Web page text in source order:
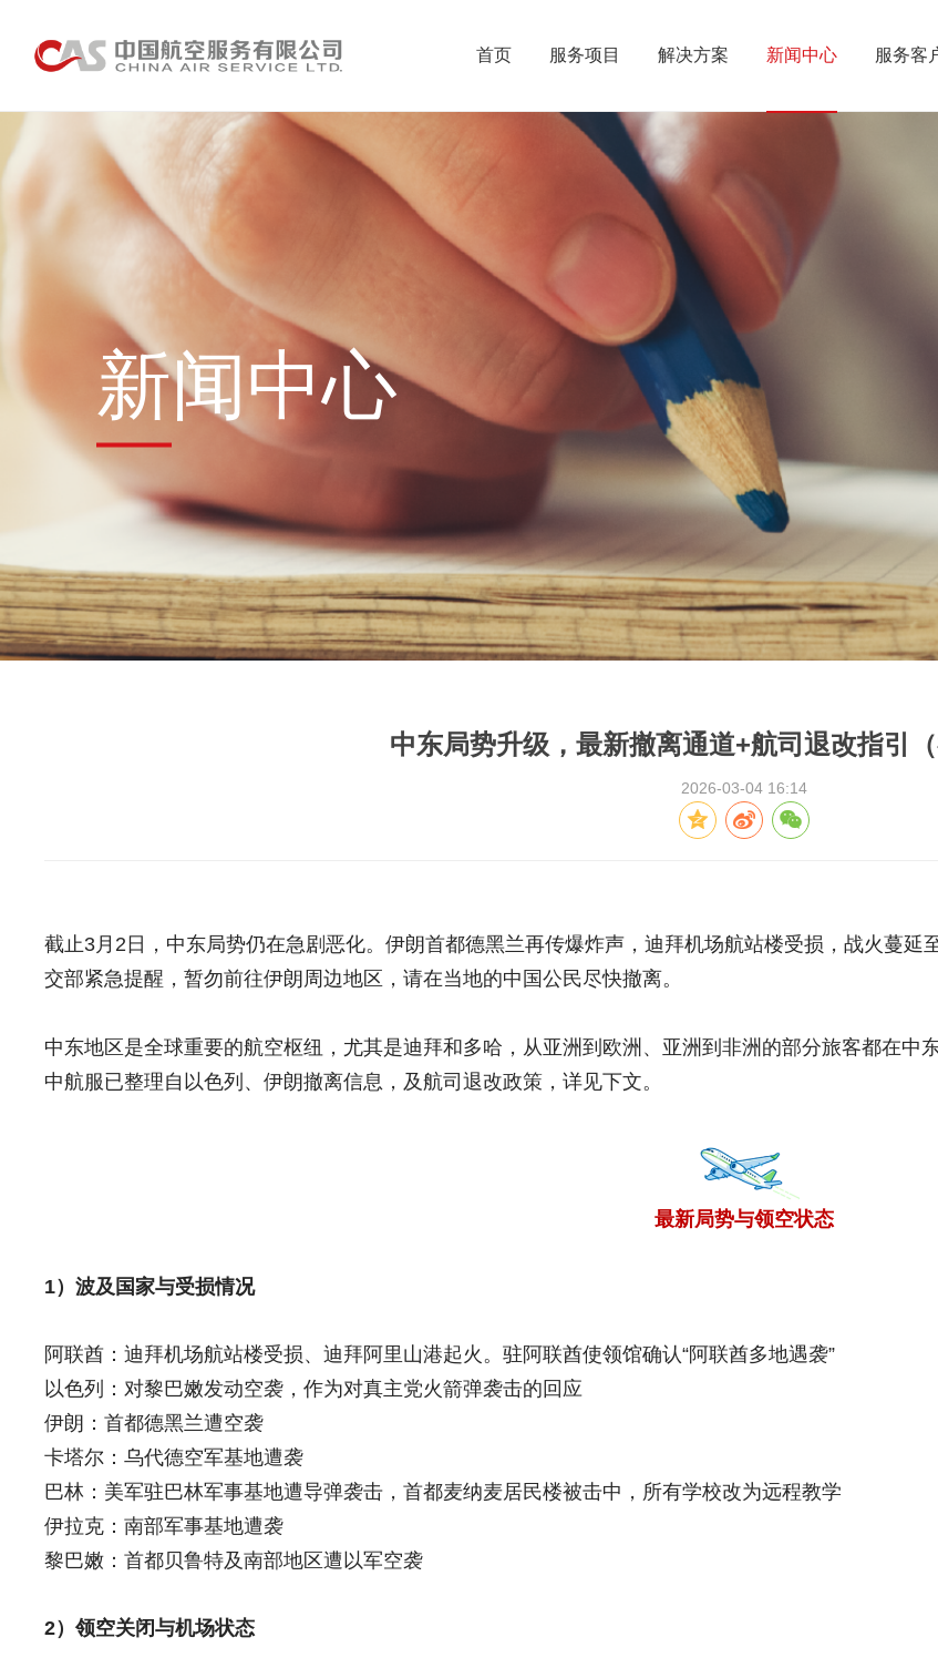
首页 服务项目 解决方案 新闻中心 服务客
新闻中心
中东局势升级，最新撤离通道+航司退改指引（
2026-03-04 16:14
截止3月2日，中东局势仍在急剧恶化。伊朗首都德黑兰再传爆炸声，迪拜机场航站楼受损，战火蔓
交部紧急提醒，暂勿前往伊朗周边地区，请在当地的中国公民尽快撤离。
中东地区是全球重要的航空枢纽，尤其是迪拜和多哈，从亚洲到欧洲、亚洲到非洲的部分旅客都在中
中航服已整理自以色列、伊朗撤离信息，及航司退改政策，详见下文。
最新局势与领空状态
1）波及国家与受损情况
阿联酋：迪拜机场航站楼受损、迪拜阿里山港起火。驻阿联酋使领馆确认“阿联酋多地遇袭”
以色列：对黎巴嫩发动空袭，作为对真主党火箭弹袭击的回应
伊朗：首都德黑兰遭空袭
卡塔尔：乌代德空军基地遭袭
巴林：美军驻巴林军事基地遭导弹袭击，首都麦纳麦居民楼被击中，所有学校改为远程教学
伊拉克：南部军事基地遭袭
黎巴嫩：首都贝鲁特及南部地区遭以军空袭
2）领空关闭与机场状态